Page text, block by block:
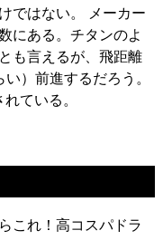
ではない。 メーカー
にある。チタンのよ
も言えるが、飛距離
）前進するだろう。
ている。
これ！高コスパドラ